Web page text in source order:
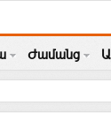
Ժամանց